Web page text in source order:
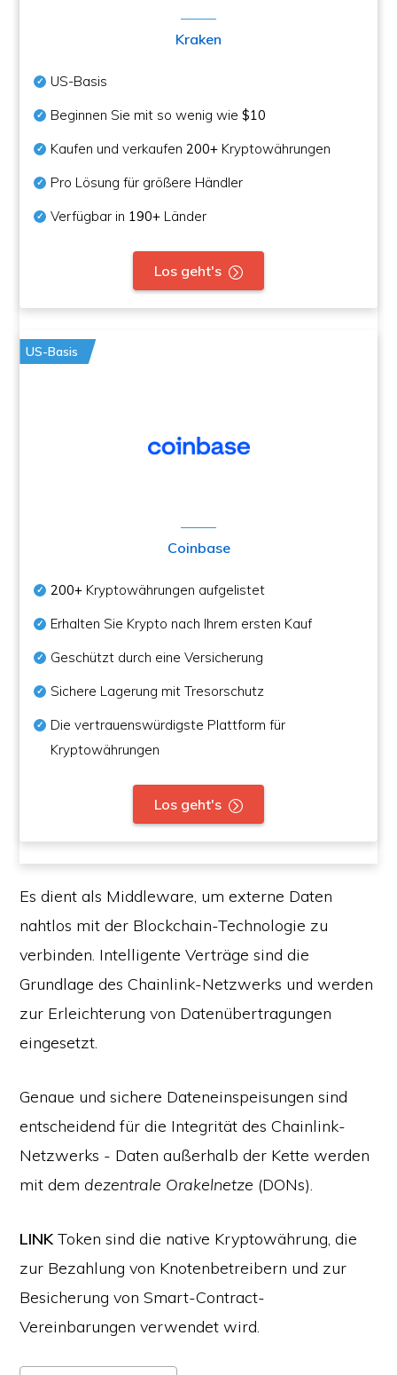
Kraken
US-Basis
Beginnen Sie mit so wenig wie$10
Kaufen und verkaufen200+ Kryptowährungen
Pro Lösung für größere Händler
Verfügbar in 190+ Länder
Los geht's
US-Basis
Coinbase
200+ Kryptowährungen aufgelistet
Erhalten Sie Krypto nach Ihrem ersten Kauf
Geschützt durch eine Versicherung
Sichere Lagerung mit Tresorschutz
Die vertrauenswürdigste Plattform für
Kryptowährungen
Los geht's
Es dient als Middleware, um externe Daten
nahtlos mit der Blockchain-Technologie zu
verbinden. Intelligente Verträge sind die
Grundlage des Chainlink-Netzwerks und werden
zur Erleichterung von Datenübertragungen
eingesetzt.
Genaue und sichere Dateneinspeisungen sind
entscheidend für die Integrität des Chainlink-
Netzwerks - Daten außerhalb der Kette werden
mit dem dezentrale Orakelnetze (DONs).
LINKToken sind die native Kryptowährung, die
zur Bezahlung von Knotenbetreibern und zur
Besicherung von Smart-Contract-
Vereinbarungen verwendet wird.